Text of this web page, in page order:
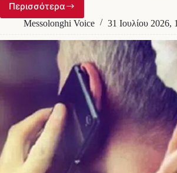
Περισσότερα«Παιχνιδομπερδέματα»
στο
Sports
Center:
Καλοκαιρινές
δραστηριότητες
μικρούς
και
μεγάλους
(3-
7/8)
Messolonghi Voice 31 Ιουλίου 2026,